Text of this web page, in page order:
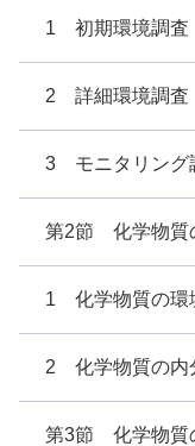
1 初期環境調査
2 詳細環境調査
3 モニタリング
第2節 化学物質
1 化学物質の環
2 化学物質の内
第3節 化学物質